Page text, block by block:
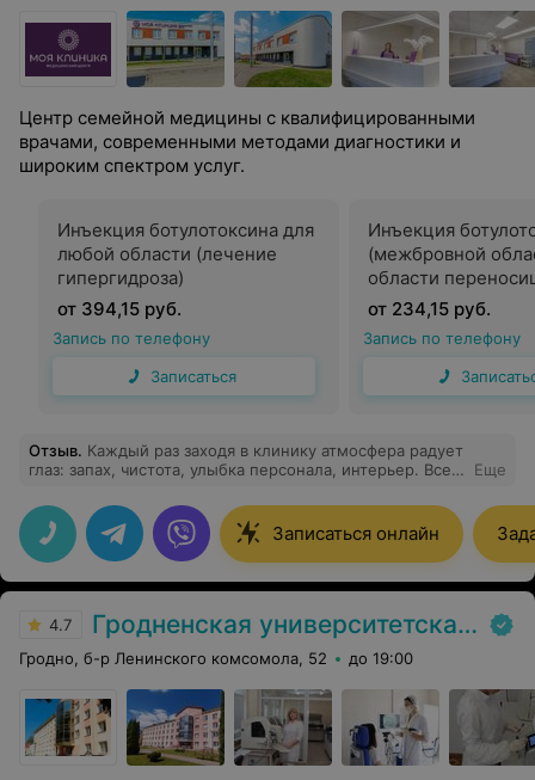
Центр семейной медицины с квалифицированными
врачами, современными методами диагностики и
широким спектром услуг.
Инъекция ботулотоксина для
любой области (лечение
гипергидроза)
от 394,15 руб.
Запись по телефону
Записаться
Инъекция
(межбровной
области
от 234,15 руб.
Запись по телефону
Отзыв. Каждый раз заходя в клинику атмосфера радует
глаз: запах, чистота, улыбка персонала, интерьер. Все
современно. Высокий уровень специалистов и
оборудования, используются новые технологии и
методики лечения. От всего сердца желаю
дальнейшего роста и совершенствования.
Еще
Записаться онлайн
4.7 Гродненская университетская клиника
Гродно, б-р Ленинского комсомола, 52 до 19:00